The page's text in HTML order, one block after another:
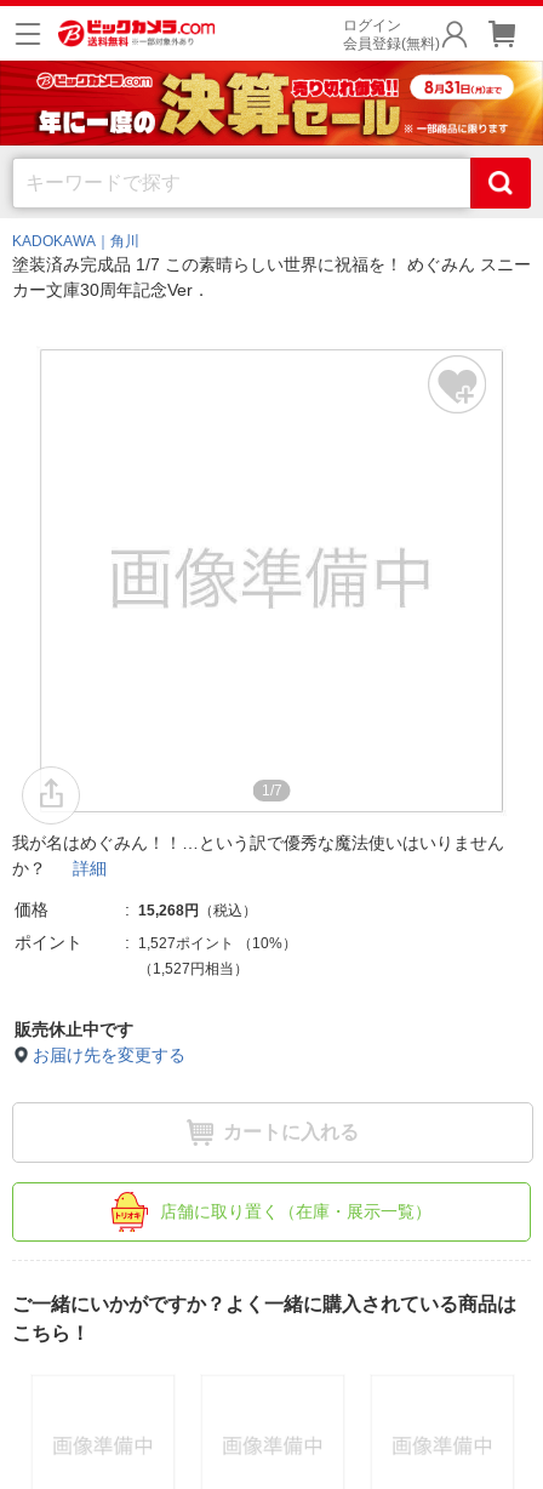
ログイン
会員登録(無料)
KADOKAWA｜角川
塗装済み完成品 1/7 この素晴らしい世界に祝福を！ めぐみん スニー
カー文庫30周年記念Ver．
1/7
我が名はめぐみん！！…という訳で優秀な魔法使いはいりません
か？ 詳細
価格 15,268円 （税込）
ポイント 1,527ポイント （ 10%）
（1,527円相当）
販売休止中です
お届け先を変更する
カートに入れる
店舗に取り置く（在庫・展示一覧）
ご一緒にいかがですか？よく一緒に購入されている商品は
こちら！